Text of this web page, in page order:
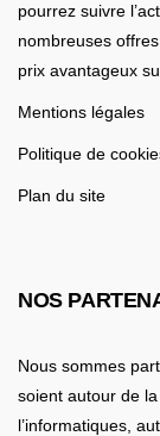
pourrez suivre
nombreuses
prix avantageux
Mentions légales
Politique de
Plan du site
NOS
Nous sommes
soient autour de
l’informatiques,